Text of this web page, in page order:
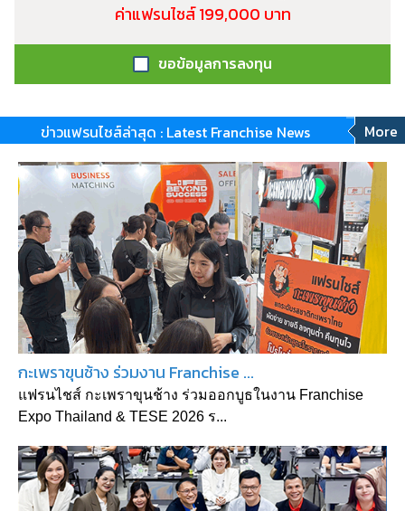
ค่าแฟรนไชส์ 199,000 บาท
ขอข้อมูลการลงทุน
ข่าวแฟรนไชส์ล่าสุด : Latest Franchise News More
กะเพราขุนช้าง ร่วมงาน Franchise ...
แฟรนไชส์ กะเพราขุนช้าง ร่วมออกบูธในงาน Franchise
Expo Thailand & TESE 2026 ร...